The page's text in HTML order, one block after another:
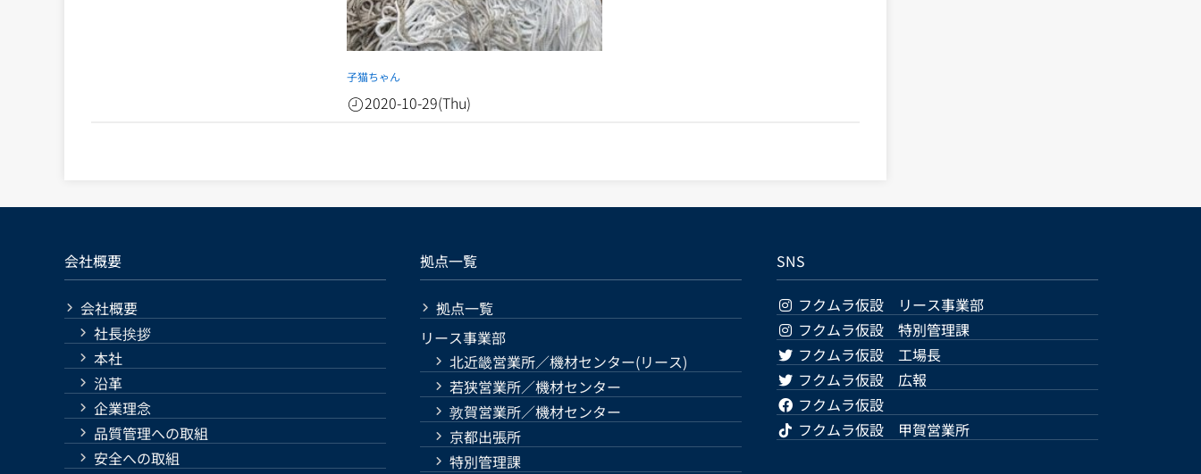
子猫ちゃん
2020-10-29(Thu)
会社概要
会社概要
社長挨拶
本社
沿革
企業理念
品質管理への取組
安全への取組
拠点一覧
拠点一覧
リース事業部
北近畿営業所／機材センター(リース)
若狭営業所／機材センター
敦賀営業所／機材センター
京都出張所
特別管理課
SNS
フクムラ仮設 リース事業部
フクムラ仮設 特別管理課
フクムラ仮設 工場長
フクムラ仮設 広報
フクムラ仮設
フクムラ仮設 甲賀営業所